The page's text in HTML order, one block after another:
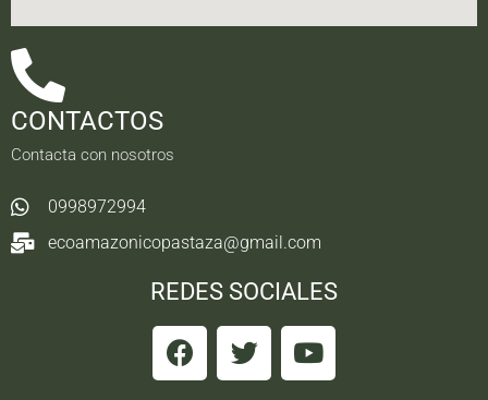
CONTACTOS
Contacta con nosotros
0998972994
ecoamazonicopastaza@gmail.com
REDES SOCIALES